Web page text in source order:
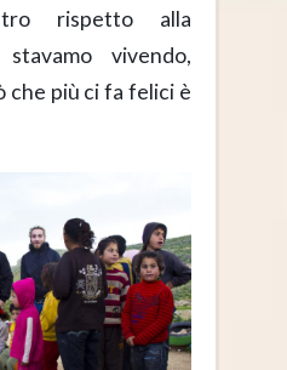
rispetto alla
vivendo,
che più ci fa felici è